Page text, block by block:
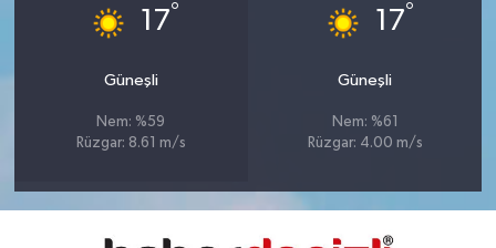
17°
Güneşli
Nem: %59
Rüzgar: 8.61 m/s
17°
Güneşli
Nem: %61
Rüzgar: 4.00 m/s